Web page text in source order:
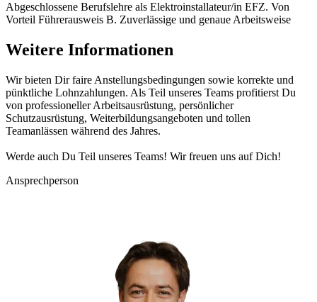
Abgeschlossene Berufslehre als Elektroinstallateur/in EFZ. Von
Vorteil Führerausweis B. Zuverlässige und genaue Arbeitsweise
Weitere Informationen
Wir bieten Dir faire Anstellungsbedingungen sowie korrekte und
pünktliche Lohnzahlungen. Als Teil unseres Teams profitierst Du
von professioneller Arbeitsausrüstung, persönlicher
Schutzausrüstung, Weiterbildungsangeboten und tollen
Teamanlässen während des Jahres.
Werde auch Du Teil unseres Teams! Wir freuen uns auf Dich!
Ansprechperson